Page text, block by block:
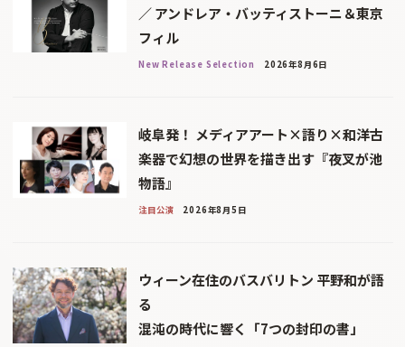
／ アンドレア・バッティストーニ＆東京
フィル
New Release Selection 2026年8月6日
岐阜発！ メディアアート×語り×和洋古
楽器で幻想の世界を描き出す『夜叉が池
物語』
注目公演 2026年8月5日
ウィーン在住のバスバリトン 平野和が語
る
混沌の時代に響く「7つの封印の書」